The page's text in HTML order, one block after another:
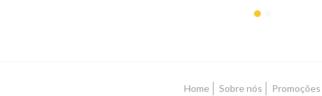
Home Sobre nós Promoções